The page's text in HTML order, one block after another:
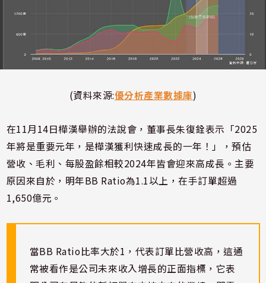
(資料來源:優分析產業數據庫)
在11月14日樺漢舉辦的法說會，董事長朱復銓表示「2025
年將是重要元年，是樺漢獲利快速成長的一年！」，預估
營收、毛利、每股盈餘相較2024年皆會迎來高成長。主要
原因來自於，明年BB Ratio為1.1以上，在手訂單超過
1,650億元。
當BB Ratio比率大於1，代表訂單比營收高，這通
常被看作是公司未來收入增長的正面指標，它表